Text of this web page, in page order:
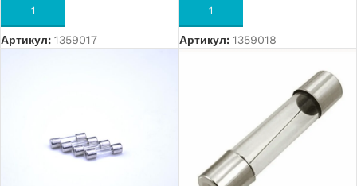
В КОРЗИНУ
Артикул: 1359017
В КОРЗИНУ
Артикул: 1359018